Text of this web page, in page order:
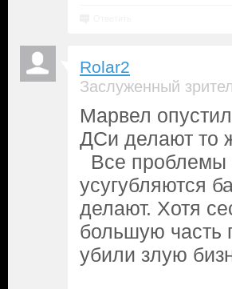
Rolar2
Заслуженный
Марвел
ДСи делают то
Все проблемы
усугубляются
делают. Хотя
большую часть
убили злую